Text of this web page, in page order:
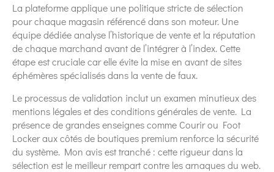
La plateforme applique une politique stricte de sélection
pour chaque magasin référencé dans son moteur. Une
équipe dédiée analyse l’historique de vente et la réputation
de chaque marchand avant de l’intégrer à l’index. Cette
étape est cruciale car elle évite la mise en avant de sites
éphémères spécialisés dans la vente de faux.
Le processus de validation inclut un examen minutieux des
mentions légales et des conditions générales de vente. La
présence de grandes enseignes comme Courir ou Foot
Locker aux côtés de boutiques premium renforce la sécurité
du système. Mon avis est tranché : cette rigueur dans la
sélection est le meilleur rempart contre les arnaques du web.